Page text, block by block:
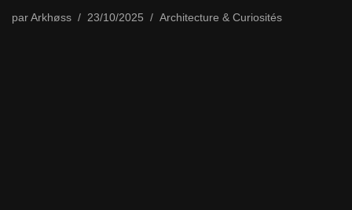
par Arkhøss 23/10/2025 Architecture & Curiosités